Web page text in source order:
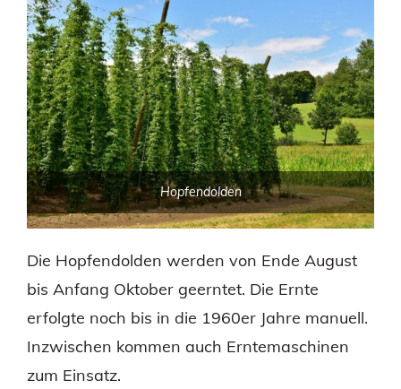
Hopfendolden
Die Hopfendolden werden von Ende August
bis Anfang Oktober geerntet. Die Ernte
erfolgte noch bis in die 1960er Jahre manuell.
Inzwischen kommen auch Erntemaschinen
zum Einsatz.